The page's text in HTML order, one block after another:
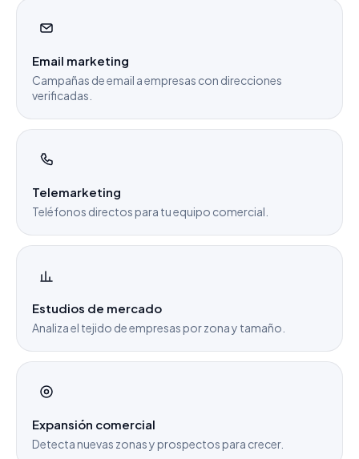
Email marketing
Campañas de email a empresas con direcciones
verificadas.
Telemarketing
Teléfonos directos para tu equipo comercial.
Estudios de mercado
Analiza el tejido de empresas por zona y tamaño.
Expansión comercial
Detecta nuevas zonas y prospectos para crecer.